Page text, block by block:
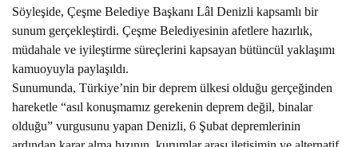
Söyleşide, Çeşme Belediye Başkanı Lâl Denizli kapsamlı bir
sunum gerçekleştirdi. Çeşme Belediyesinin afetlere hazırlık,
müdahale ve iyileştirme süreçlerini kapsayan bütüncül yaklaşımı
kamuoyuyla paylaşıldı.
Sunumunda, Türkiye’nin bir deprem ülkesi olduğu gerçeğinden
hareketle “asıl konuşmamız gerekenin deprem değil, binalar
olduğu” vurgusunu yapan Denizli, 6 Şubat depremlerinin